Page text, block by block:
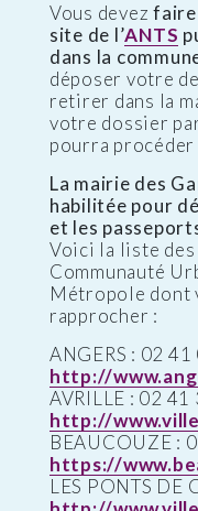
Vous devezfaire
site de l’ANTS
dans la
déposer votre
retirer dans la
votre dossier
pourra
La mairie des
habilitée pour
et les
Voici la liste des
Communauté
Métropole dont
rapprocher :
ANGERS : 02
http://
AVRILLE : 02 41
http://
BEAUCOUZE :
https://
LES PONTS DE